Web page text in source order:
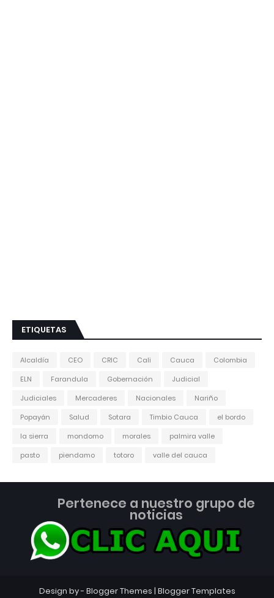
ETIQUETAS
Alcaldía CEO CRIC Cali Cauca
Colombia
ELN
Farandula Gobernación
Judicial
Judiciales
Mercaderes Nacionales
Nariño
Popayán
Salud Sotara Timbio Cauca
el bordo
la sierra
mondomo morales
palmira valle
pasto
piendamo totoro valle del cauca
Pertenece a nuestro grupo de
noticias
Design by - Blogger Themes | Blogger Templates